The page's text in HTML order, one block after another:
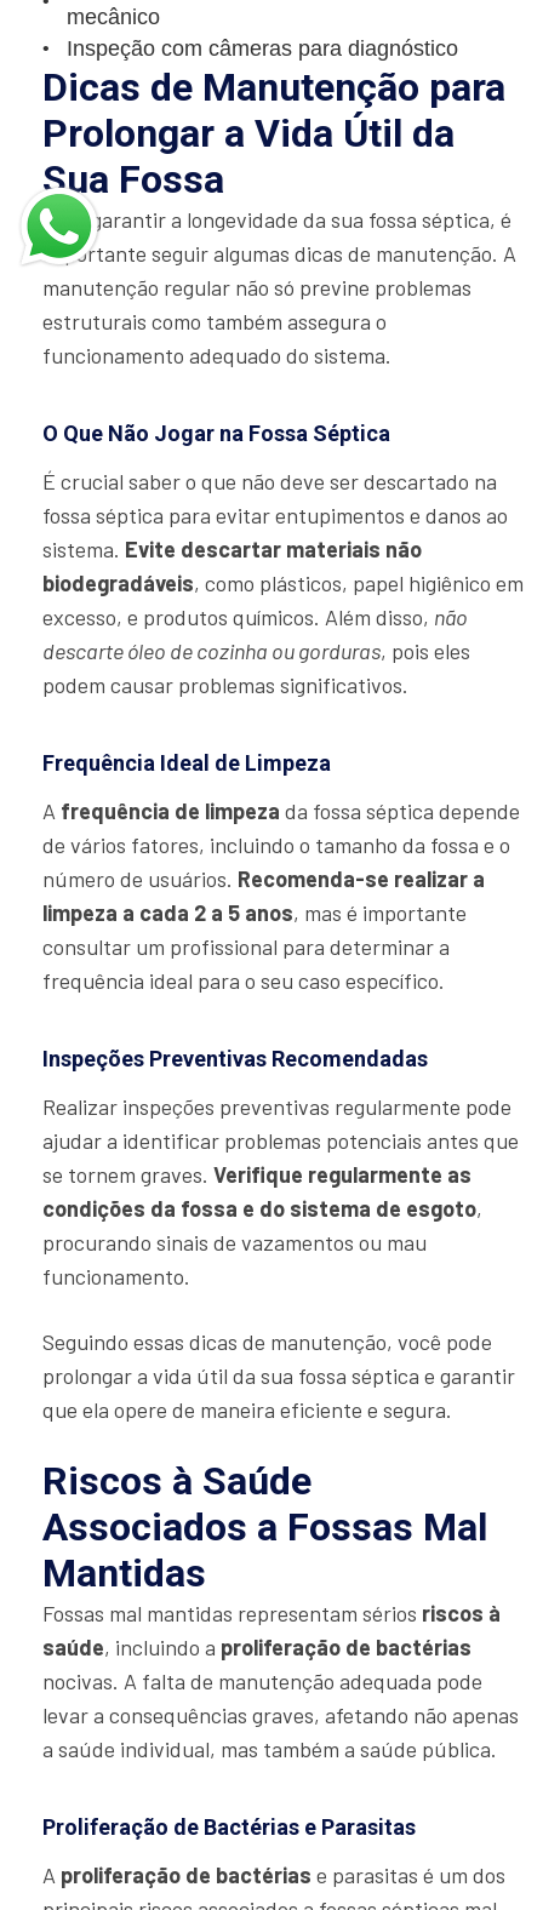
mecânico
Inspeção com câmeras para diagnóstico
Dicas de Manutenção para
Prolongar a Vida Útil da
Sua Fossa
Para garantir a longevidade da sua fossa séptica, é
importante seguir algumas dicas de manutenção. A
manutenção regular não só previne problemas
estruturais como também assegura o
funcionamento adequado do sistema.
O Que Não Jogar na Fossa Séptica
É crucial saber o que não deve ser descartado na
fossa séptica para evitar entupimentos e danos ao
sistema. Evite descartar materiais não
biodegradáveis, como plásticos, papel higiênico em
excesso, e produtos químicos. Além disso, não
descarte óleo de cozinha ou gorduras, pois eles
podem causar problemas significativos.
Frequência Ideal de Limpeza
A frequência de limpeza da fossa séptica depende
de vários fatores, incluindo o tamanho da fossa e o
número de usuários. Recomenda-se realizar a
limpeza a cada 2 a 5 anos, mas é importante
consultar um profissional para determinar a
frequência ideal para o seu caso específico.
Inspeções Preventivas Recomendadas
Realizar inspeções preventivas regularmente pode
ajudar a identificar problemas potenciais antes que
se tornem graves. Verifique regularmente as
condições da fossa e do sistema de esgoto,
procurando sinais de vazamentos ou mau
funcionamento.
Seguindo essas dicas de manutenção, você pode
prolongar a vida útil da sua fossa séptica e garantir
que ela opere de maneira eficiente e segura.
Riscos à Saúde
Associados a Fossas Mal
Mantidas
Fossas mal mantidas representam sérios riscos à
saúde, incluindo a proliferação de bactérias
nocivas. A falta de manutenção adequada pode
levar a consequências graves, afetando não apenas
a saúde individual, mas também a saúde pública.
Proliferação de Bactérias e Parasitas
A proliferação de bactérias e parasitas é um dos